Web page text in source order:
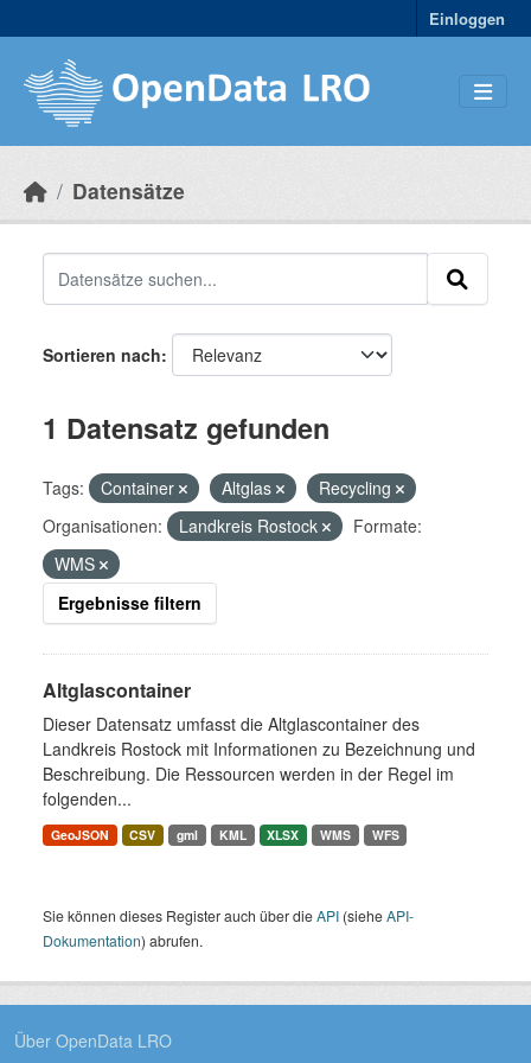
Einloggen
Datensätze
Sortieren nach
1 Datensatz gefunden
Tags: Container Altglas
Recycling
Organisationen:
Landkreis Rostock
Formate:
WMS
Ergebnisse filtern
Altglascontainer
Dieser Datensatz umfasst die Altglascontainer des
Landkreis Rostock mit Informationen zu Bezeichnung und
Beschreibung. Die Ressourcen werden in der Regel im
folgenden...
GeoJSON CSV gml KML XLSX WMS WFS
Sie können dieses Register auch über dieAPI (sieheAPI-
Dokumentation) abrufen.
Über OpenData LRO